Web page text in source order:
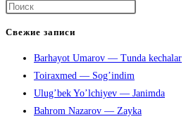
чтобы
панель
поиска.
Свежие записи
Barhayot Umarov — Tunda kechalar
Toiraxmed — Sog’indim
Ulug’bek Yo’lchiyev — Janimda
Bahrom Nazarov — Zayka